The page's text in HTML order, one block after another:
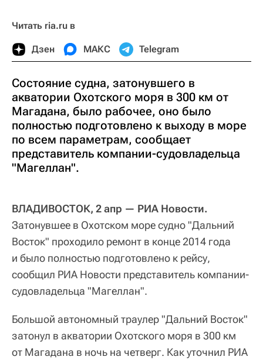
Читать ria.ru в
Дзен МАКС Telegram
Состояние судна, затонувшего в
акватории Охотского моря в 300 км от
Магадана, было рабочее, оно было
полностью подготовлено к выходу в море
по всем параметрам, сообщает
представитель компании-судовладельца
"Магеллан".
ВЛАДИВОСТОК, 2 апр — РИА Новости.
Затонувшее в Охотском море судно "Дальний
Восток" проходило ремонт в конце 2014 года
и было полностью подготовлено к рейсу,
сообщил РИА Новости представитель компании-
судовладельца "Магеллан".
Большой автономный траулер "Дальний Восток"
затонул в акватории Охотского моря в 300 км
от Магадана в ночь на четверг. Как уточнил РИА